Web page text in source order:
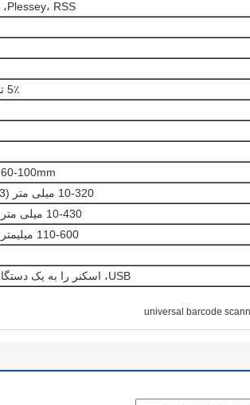
Plessey، RSS، پست چین، و غیره.
5٪ تا 95٪ (غیر متراکم)
60-100mm (PCS90٪، کد 39)
10-320 میلی متر (PCS90٪، EAN-13)
10-430 میلی متر (PCS90٪، کد 39)
110-600 میلیمتر (PCS90٪، کد 39)
USB، اسکنر را به یک دستگاه میزبان وصل کنید
universal barcode